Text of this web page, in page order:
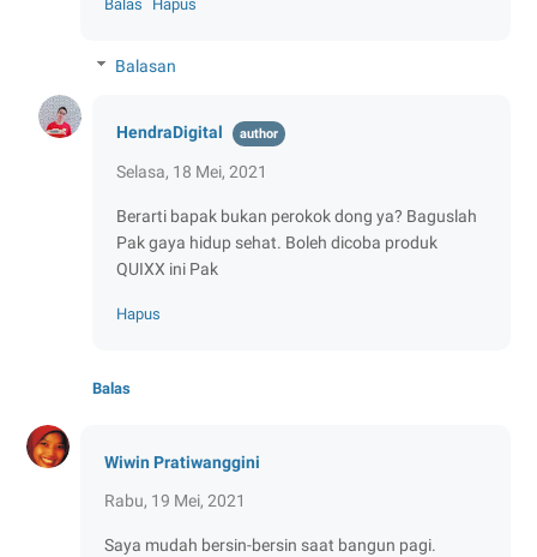
Balas Hapus
Balasan
HendraDigital
Selasa, 18 Mei, 2021
Berarti bapak bukan perokok dong ya? Baguslah
Pak gaya hidup sehat. Boleh dicoba produk
QUIXX ini Pak
Hapus
Balas
Wiwin Pratiwanggini
Rabu, 19 Mei, 2021
Saya mudah bersin-bersin saat bangun pagi.